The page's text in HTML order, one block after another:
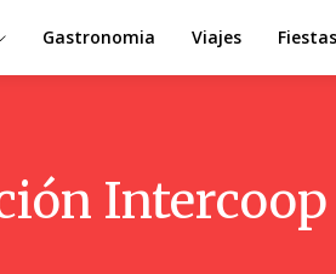
Gastronomia Viajes Fiestas
Intercoop